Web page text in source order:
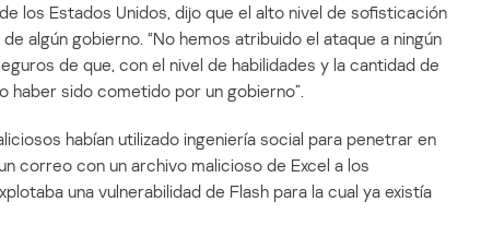
los Estados Unidos, dijo que el alto nivel de sofisticación
algún gobierno. “No hemos atribuido el ataque a ningún
de que, con el nivel de habilidades y la cantidad de
haber sido cometido por un gobierno”.
habían utilizado ingeniería social para penetrar en
correo con un archivo malicioso de Excel a los
una vulnerabilidad de Flash para la cual ya existía